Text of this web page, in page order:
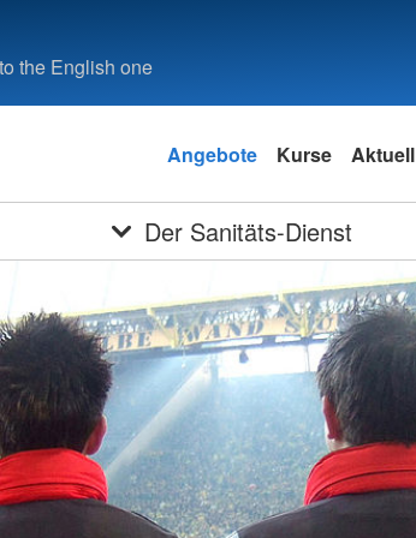
the English one
Angebote Kurse Aktuell
Der Sanitäts-Dienst